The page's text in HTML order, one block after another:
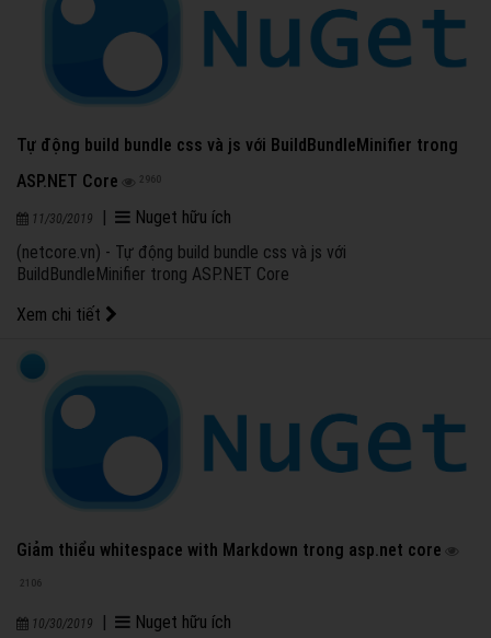
Tự động build bundle css và js với BuildBundleMinifier trong
ASP.NET Core
2960
11/30/2019
Nuget hữu ích
(netcore.vn) - Tự động build bundle css và js với
BuildBundleMinifier trong ASP.NET Core
Xem chi tiết
Giảm thiểu whitespace with Markdown trong asp.net core
2106
10/30/2019
Nuget hữu ích